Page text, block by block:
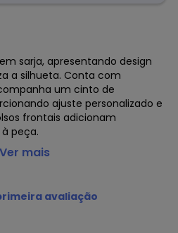
sarja, apresentando design
a silhueta. Conta com
um cinto de
ajuste personalizado e
frontais adicionam
peça.
com Cinto de Amarração
mais
avaliação